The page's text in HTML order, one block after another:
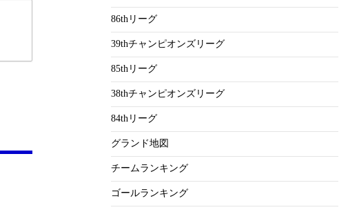
86thリーグ
39thチャンピオンズリーグ
85thリーグ
38thチャンピオンズリーグ
84thリーグ
グランド地図
チームランキング
ゴールランキング